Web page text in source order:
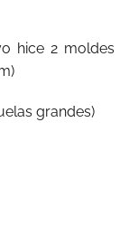
hice 2 moldes
grandes)